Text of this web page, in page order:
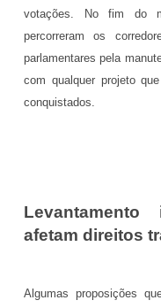
votações. No fim do
percorreram os
parlamentares pela
com qualquer projeto
conquistados.
afetam direitos
Algumas proposições